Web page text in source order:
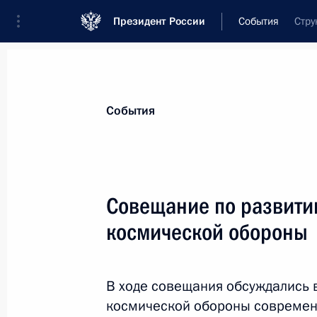
Президент России События
Новости
Послания Федеральному Собранию
Заявления по важнейшим вопросам
Речи и обращения
События
Совещание по
космической обороны
В ходе совещания
космической обороны